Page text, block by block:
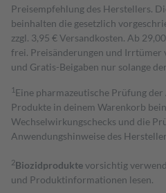
Preisempfehlung des Herstellers.
beinhalten die gesetzlich
zzgl. 3,95 € Versandkosten. Ab
frei. Preisänderungen und Irrtümer
und Gratis-Beigaben nur solange
1 Eine pharmazeutische Prüfung
Produkte in deinem Warenkorb
Wechselwirkungschecks und die
Anwendungshinweise des
2Biozidproduktevorsichtig
und Produktinformationen lesen.